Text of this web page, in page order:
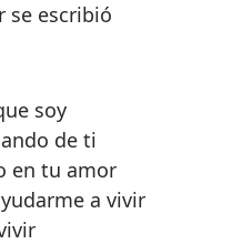
se escribió
soy
de ti
en tu amor
a vivir